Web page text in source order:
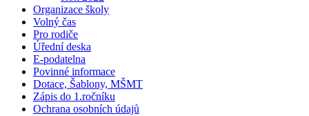
Organizace školy
Volný čas
Pro rodiče
Úřední deska
E-podatelna
Povinné informace
Dotace, Šablony, MŠMT
Zápis do 1.ročníku
Ochrana osobních údajů